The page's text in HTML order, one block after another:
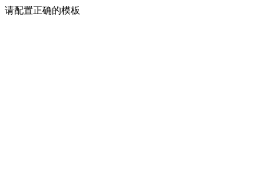
请配置正确的模板